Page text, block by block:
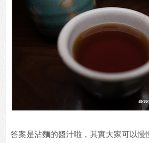
答案是沾麵的醬汁啦，其實大家可以慢